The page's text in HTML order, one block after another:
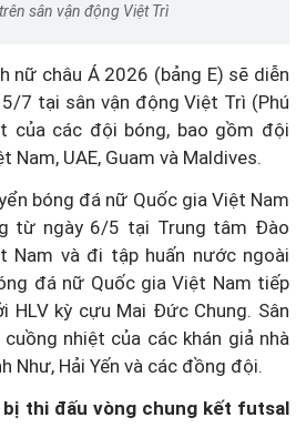
sân vận động Việt Trì
nữ châu Á 2026 (bảng E) sẽ diễn
7 tại sân vận động Việt Trì (Phú
của các đội bóng, bao gồm đội
Nam, UAE, Guam và Maldives.
bóng đá nữ Quốc gia Việt Nam
từ ngày 6/5 tại Trung tâm Đào
Nam và đi tập huấn nước ngoài
đá nữ Quốc gia Việt Nam tiếp
kỳ cựu Mai Đức Chung. Sân
nhiệt của các khán giả nhà
Như, Hải Yến và các đồng đội.
thi đấu vòng chung kết futsal